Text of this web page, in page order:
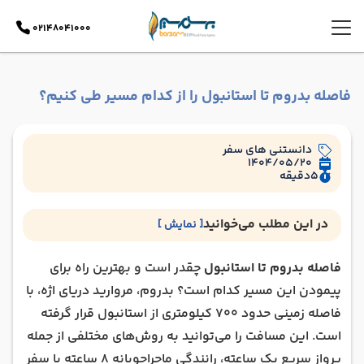
02148041000
فاصله بدروم تا استانبول را از کدام مسیر طی کنیم؟
دانستنی های سفر
1404/05/20
5دقیقه
در این مطلب می‌خوانید[ نمایش ]
بهترین راه سفر از بدروم به استانبول کدام است؟
سفر با اتوبوس بین شهری ترکیه سیستم حمل‌ونقل
عمومی ترکیه بسیار پیشرفته است و اتوبوس‌های
باکیفیت بین تمام شهرهای بزرگ در تردد هستند. سفر
فاصله بدروم تا استانبول چقدر است و بهترین راه برای
پیمودن این مسیر کدام است؟ بدروم، مروارید دریای اژه، با
فاصله زمینی حدود 700 کیلومتری از استانبول قرار گرفته
است. این مسافت را می‌توانید به روش‌های مختلفی از جمله
پرواز سریع یک ساعته، رانندگی ماجراجویانه 8 ساعته یا سفر